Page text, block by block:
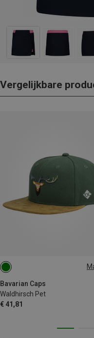
Vergelijkbare
Bavarian Caps
Waldhirsch Pet
€ 41,81
ONE SIZE